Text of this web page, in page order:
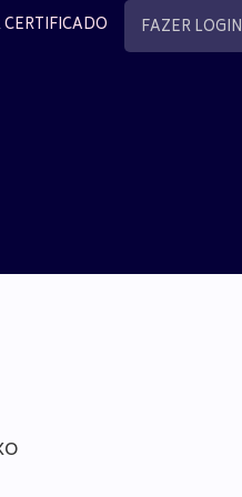
FAZER LOGIN